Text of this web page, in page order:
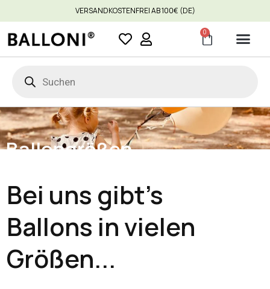
VERSANDKOSTENFREI AB 100€ (DE)
0
Ballongrößen
Bei uns gibt’s
Ballons in vielen
Größen...